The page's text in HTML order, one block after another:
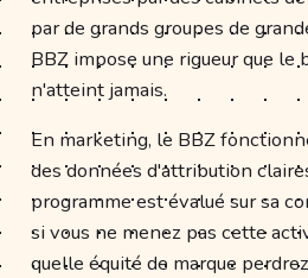
par de grands groupes de
BBZ impose une rigueur que
n'atteint jamais.
En marketing, le BBZ
des données d'attribution
programme est évalué sur sa
si vous ne menez pas cette
quelle équité de marque